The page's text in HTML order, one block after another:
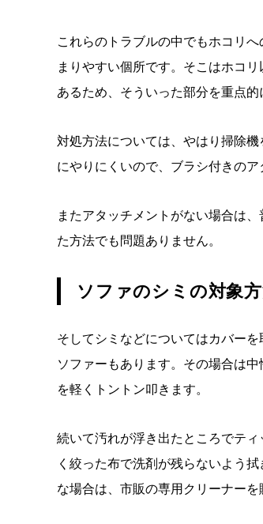
これらのトラブルの中でもホコリ
まりやすい個所です。そこはホコ
あるため、そういった部分を重点的
対処方法については、やはり掃除
にやりにくいので、ブラシ付きの
またアタッチメントがない場合は
た方法でも問題ありません。
ソファのシミの対象
そしてシミなどについてはカバー
ソファーもあります。その場合は
を軽くトントン叩きます。
続いて汚れが浮き出たところでテ
く絞った布で洗剤が残らないよう
な場合は、市販の専用クリーナー